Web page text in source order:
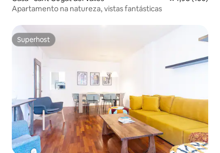
Apartamento na natureza, vistas fantásticas
Superhost
Superhost